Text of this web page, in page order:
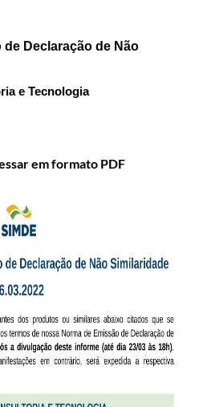
de Declaração de Não
e Tecnologia
em formato PDF